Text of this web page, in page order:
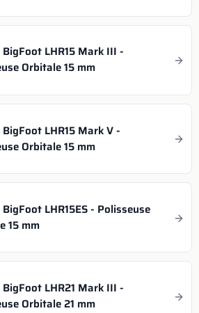
BigFoot LHR15 Mark III -
Orbitale 15 mm
BigFoot LHR15 Mark V -
Orbitale 15 mm
BigFoot LHR15ES - Polisseuse
15 mm
BigFoot LHR21 Mark III -
Orbitale 21 mm